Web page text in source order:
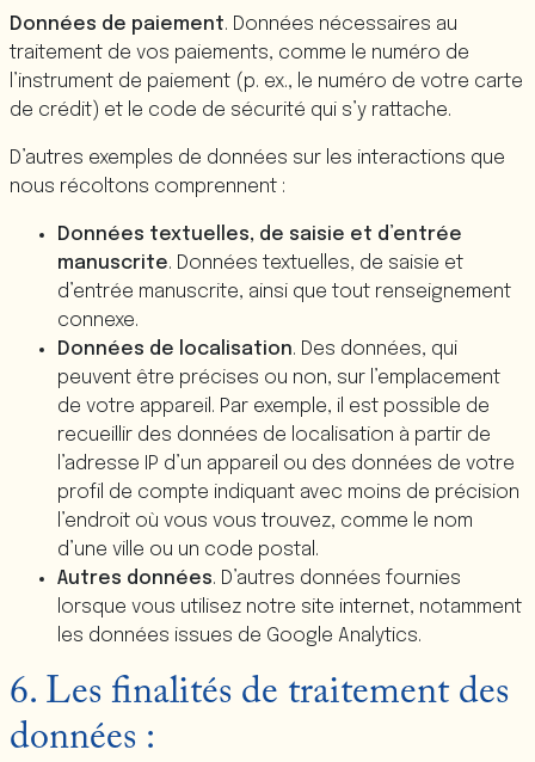
Données de paiement. Données nécessaires au
traitement de vos paiements, comme le numéro de
l’instrument de paiement (p. ex., le numéro de votre carte
de crédit) et le code de sécurité qui s’y rattache.
D’autres exemples de données sur les interactions que
nous récoltons comprennent :
Données textuelles, de saisie et d’entrée
manuscrite. Données textuelles, de saisie et
d’entrée manuscrite, ainsi que tout renseignement
connexe.
Données de localisation. Des données, qui
peuvent être précises ou non, sur l’emplacement
de votre appareil. Par exemple, il est possible de
recueillir des données de localisation à partir de
l’adresse IP d’un appareil ou des données de votre
profil de compte indiquant avec moins de précision
l’endroit où vous vous trouvez, comme le nom
d’une ville ou un code postal.
Autres données. D’autres données fournies
lorsque vous utilisez notre site internet, notamment
les données issues de Google Analytics.
6. Les finalités de traitement des
données :